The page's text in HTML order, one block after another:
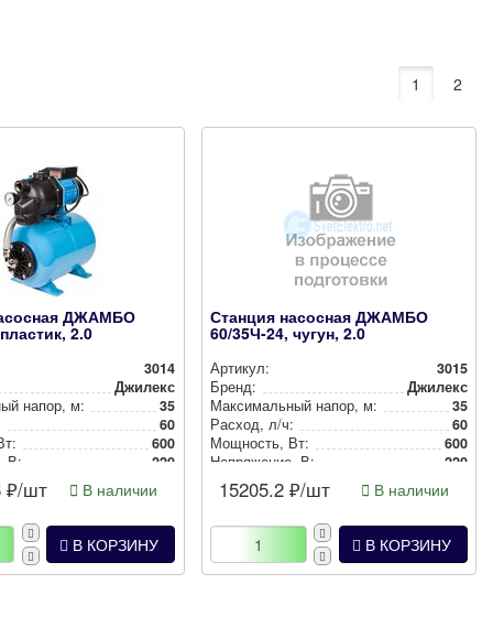
1 2
ДЖАМБО
2.0
3014
Джилекс
напор, м:
35
60
600
В:
220
₽/шт В наличии
В КОРЗИНУ
Станция насосная ДЖАМБО
60/35Ч-24, чугун, 2.0
Артикул:
3015
Бренд:
Джилекс
Мак­си­маль­ный напор, м:
35
Расход, л/ч:
60
Мощность, Вт:
600
Нап­ря­же­ние, В:
220
15205.2 ₽/шт В наличии
В КОРЗИНУ